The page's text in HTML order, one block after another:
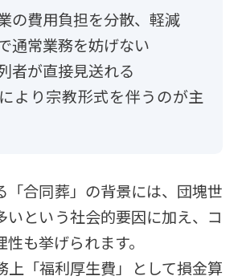
の費用負担を分散、軽減
通常業務を妨げない
者が直接見送れる
より宗教形式を伴うのが主
「合同葬」の背景には、団塊世
いという社会的要因に加え、コ
も挙げられます。
上「福利厚生費」として損金算